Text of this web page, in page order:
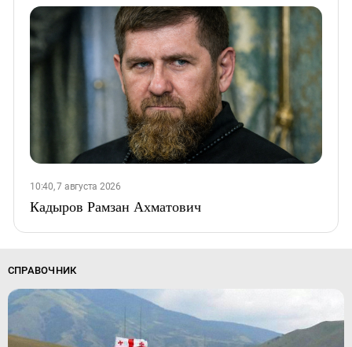
10:40, 7 августа 2026
Кадыров Рамзан Ахматович
СПРАВОЧНИК